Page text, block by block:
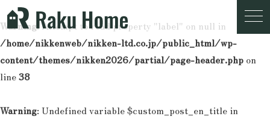
Warning: Attempt to read property "label" on null in
/home/nikkenweb/nikken-ltd.co.jp/public_html/wp-
content/themes/nikken2026/partial/page-header.php on
line38
Warning: Undefined variable $custom_post_en_title in